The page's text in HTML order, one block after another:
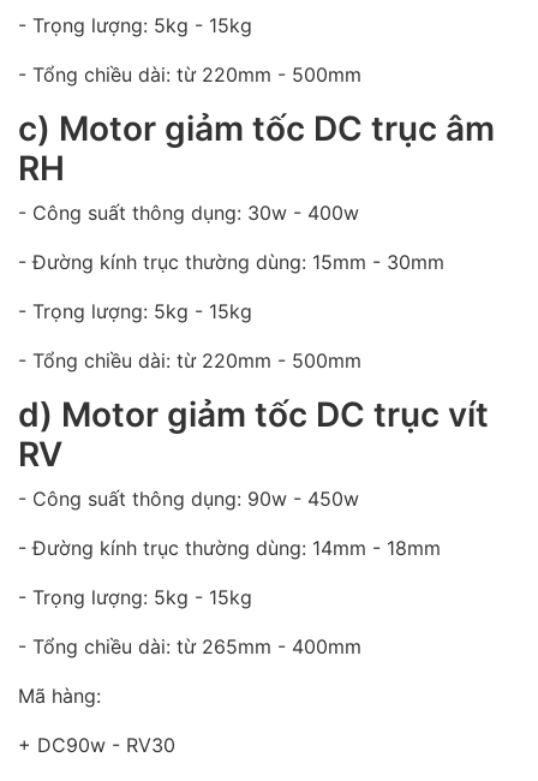
- Trọng lượng: 5kg - 15kg
- Tổng chiều dài: từ 220mm - 500mm
c) Motor giảm tốc DC trục âm
RH
- Công suất thông dụng: 30w - 400w
- Đường kính trục thường dùng: 15mm - 30mm
- Trọng lượng: 5kg - 15kg
- Tổng chiều dài: từ 220mm - 500mm
d) Motor giảm tốc DC trục vít
RV
- Công suất thông dụng: 90w - 450w
- Đường kính trục thường dùng: 14mm - 18mm
- Trọng lượng: 5kg - 15kg
- Tổng chiều dài: từ 265mm - 400mm
Mã hàng:
+ DC90w - RV30